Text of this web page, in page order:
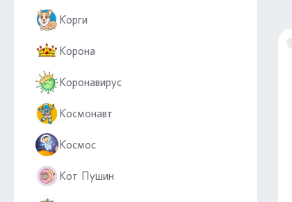
Корги
Корона
Коронавирус
Космонавт
Космос
Кот Пушин